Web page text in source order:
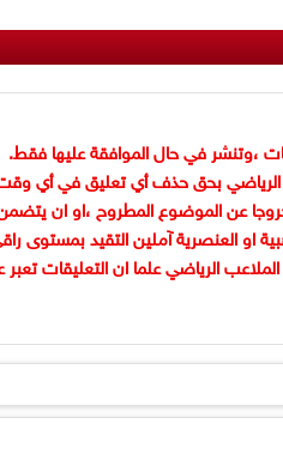
،وتنشر في حال الموافقة عليها فقط.
بحق حذف أي تعليق في أي
عن الموضوع المطروح ،او ان يتضمن
او العنصرية آملين التقيد بمستوى
الرياضي علما ان التعليقات